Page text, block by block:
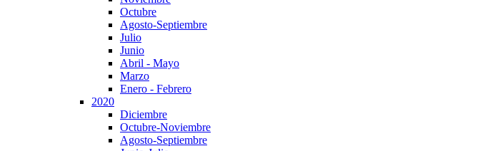
Octubre
Agosto-Septiembre
Julio
Junio
Abril - Mayo
Marzo
Enero - Febrero
2020
Diciembre
Octubre-Noviembre
Agosto-Septiembre